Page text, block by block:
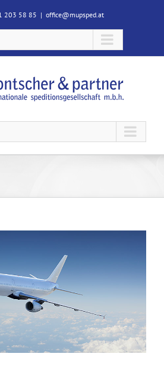
203 58 85 | office@mupsped.at